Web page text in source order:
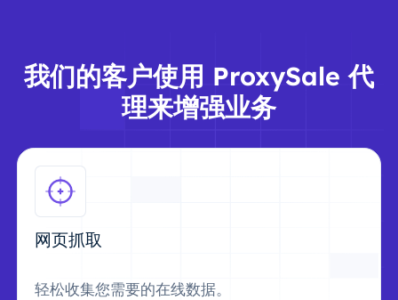
我们的客户使用 ProxySale 代
理来增强业务
网页抓取
轻松收集您需要的在线数据。